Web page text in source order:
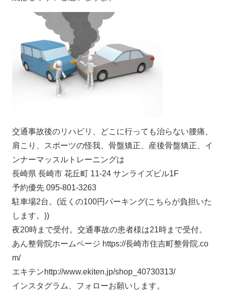
交通事故後のリハビリ、どこに行っても治らない腰痛、
肩こり、スポーツの怪我、骨盤矯正、産後骨盤矯正、イ
ンナーマッスルトレーニングは
長崎県 長崎市 花丘町 11-24 サンライズビル1F
予約優先 095-801-3263
駐車場2台。(近くの100円パーキング(こちらが負担いた
します。))
夜20時まで受付。交通事故の患者様は21時まで受付。
あん整骨院ホームページ https://長崎市住吉町整骨院.co
m/
エキテンhttp://www.ekiten.jp/shop_40730313/
インスタグラム、フォローお願いします。